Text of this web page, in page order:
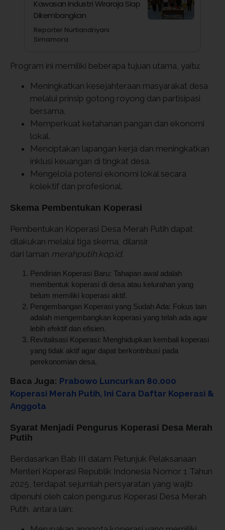
Kawasan Industri Wiraraja Siap
Dikembangkan
Reporter Nurtiandriyani
Simamora
Program ini memiliki beberapa tujuan utama, yaitu:
Meningkatkan kesejahteraan masyarakat desa
melalui prinsip gotong royong dan partisipasi
bersama.
Memperkuat ketahanan pangan dan ekonomi
lokal.
Menciptakan lapangan kerja dan meningkatkan
inklusi keuangan di tingkat desa.
Mengelola potensi ekonomi lokal secara
kolektif dan profesional.
Skema Pembentukan Koperasi
Pembentukan Koperasi Desa Merah Putih dapat
dilakukan melalui tiga skema, dilansir
dari laman merahputih.kop.id.
Pendirian Koperasi Baru: Tahapan awal adalah
membentuk koperasi di desa atau kelurahan yang
belum memiliki koperasi aktif.
Pengembangan Koperasi yang Sudah Ada: Fokus lain
adalah mengembangkan koperasi yang telah ada agar
lebih efektif dan efisien.
Revitalisasi Koperasi: Menghidupkan kembali koperasi
yang tidak aktif agar dapat berkontribusi pada
perekonomian desa.
Baca Juga: Prabowo Luncurkan 80.000
Koperasi Merah Putih, Ini Cara Daftar Koperasi &
Anggota
Syarat Menjadi Pengurus Koperasi Desa Merah
Putih
Berdasarkan Bab III dalam Petunjuk Pelaksanaan
Menteri Koperasi Republik Indonesia Nomor 1 Tahun
2025, terdapat sejumlah persyaratan yang wajib
dipenuhi oleh calon pengurus Koperasi Desa Merah
Putih, antara lain: